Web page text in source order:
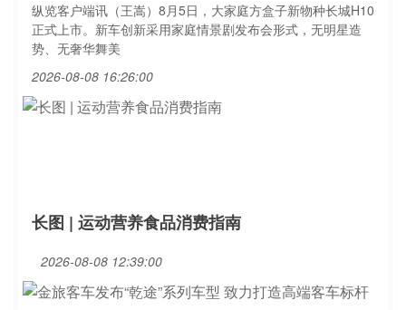
纵览客户端讯（王嵩）8月5日，大家庭方盒子新物种长城H10
正式上市。新车创新采用家庭情景剧发布会形式，无明星造
势、无奢华舞美
2026-08-08 16:26:00
长图 | 运动营养食品消费指南
2026-08-08 12:39:00